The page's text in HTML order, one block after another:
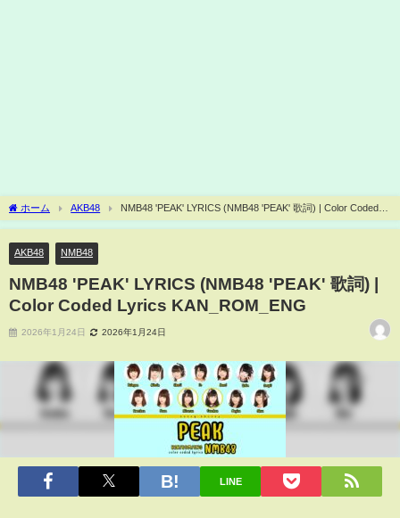
ホーム AKB48
NMB48 'PEAK' LYRICS (NMB48 'PEAK' 歌詞) | Color Coded
Lyrics KAN_ROM_ENG
AKB48 NMB48
NMB48 'PEAK' LYRICS (NMB48 'PEAK' 歌詞) |
Color Coded Lyrics KAN_ROM_ENG
2026年1月24日 2026年1月24日
LINE